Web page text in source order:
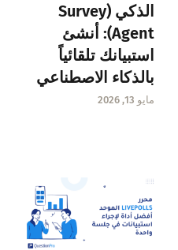
الذكي (Survey
Agent): أنشئ
استبيانك تلقائياً
بالذكاء الاصطناعي
مايو 13, 2026